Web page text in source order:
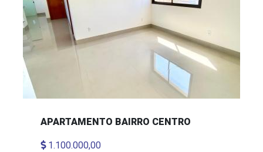
APARTAMENTO BAIRRO CENTRO
1.100.000,00